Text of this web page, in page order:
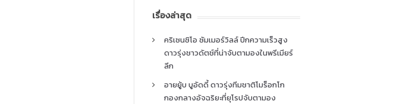
เรื่องล่าสุด
คริเซนซิโอ ซัมเมอร์วิลล์ ปีกความเร็วสูง
ดาวรุ่งชาวดัตช์ที่น่าจับตามองในพรีเมียร์
ลีก
อายยู้บ บูอัดดี้ ดาวรุ่งทีมชาติโมร็อกโก
กองกลางอัจฉริยะที่ยุโรปจับตามอง